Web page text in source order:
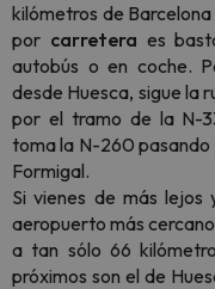
kilómetros de
por carretera es
autobús o en coche.
desde Huesca, sigue la
por el tramo de la N-
toma la N-260 pasando
Formigal.
Si vienes de más
aeropuerto más
a tan sólo 66
próximos son el de